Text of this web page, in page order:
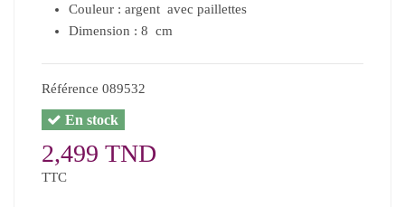
Couleur : argent avec paillettes
Dimension : 8 cm
Référence 089532
En stock
2,499 TND
TTC